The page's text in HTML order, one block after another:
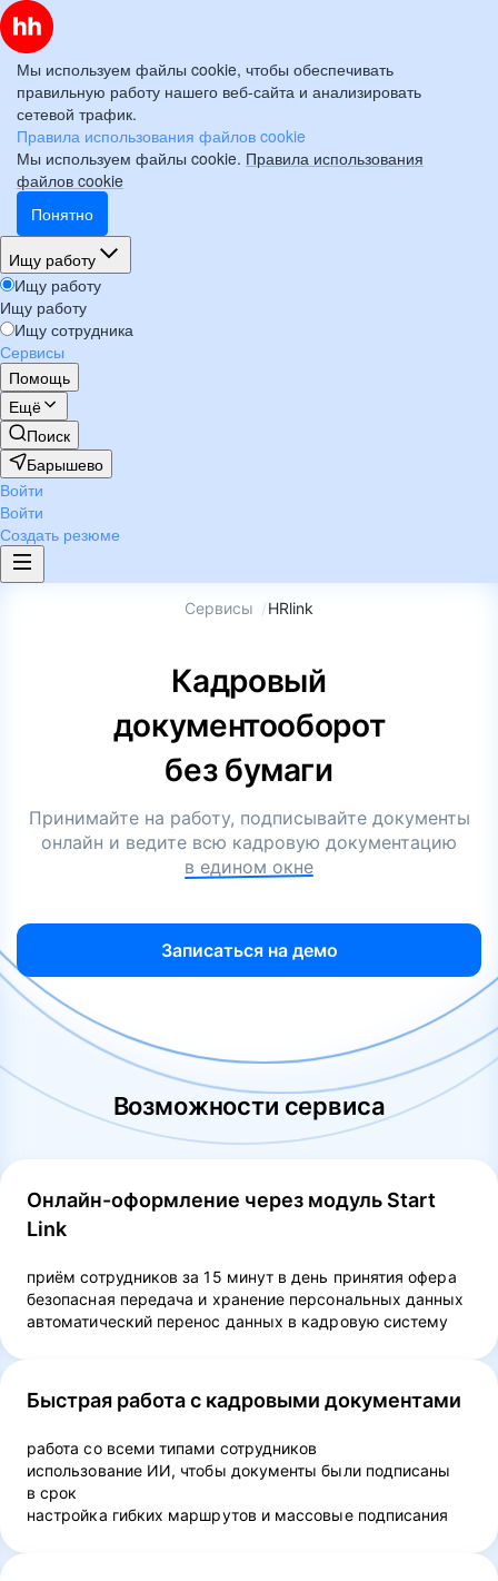
Мы используем файлы cookie, чтобы обеспечивать
правильную работу нашего веб-сайта и анализировать
сетевой трафик.
Правила использования файлов cookie
Мы используем файлы cookie. Правила использования
файлов cookie
Понятно
Ищу работу
Ищу работу
Ищу работу
Ищу сотрудника
Сервисы
Помощь
Ещё
Поиск
Барышево
Войти
Войти
Создать резюме
Сервисы /HRlink
Кадровый
документооборот
без бумаги
Принимайте на работу, подписывайте документы
онлайн и ведите всю кадровую документацию
в едином окне
Записаться на демо
Возможности сервиса
Онлайн-оформление через модуль Start
Link
приём сотрудников за 15 минут в день принятия офера
безопасная передача и хранение персональных данных
автоматический перенос данных в кадровую систему
Быстрая работа с кадровыми документами
работа со всеми типами сотрудников
использование ИИ, чтобы документы были подписаны
в срок
настройка гибких маршрутов и массовые подписания